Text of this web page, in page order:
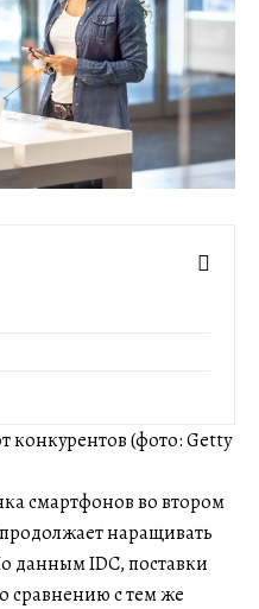
конкурентов (фото: Getty
смартфонов во втором
продолжает наращивать
данным IDC, поставки
сравнению с тем же